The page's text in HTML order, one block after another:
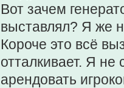
Вот зачем
выставлял? Я же
Короче это всё
отталкивает. Я
арендовать